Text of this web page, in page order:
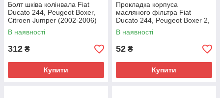
Болт шківа колінвала Fiat
Ducato 244, Peugeot Boxer,
Citroen Jumper (2002-2006)
2.0/2.2, 051660, 9634848980
В наявності
312 ₴
Купити
Прокладка корпуса
масляного фільтра Fiat
Ducato 244, Peugeot Boxer 2,
Citroen Jumper 2 (2002-2006)
2.8, 17290181
В наявності
52 ₴
Купити